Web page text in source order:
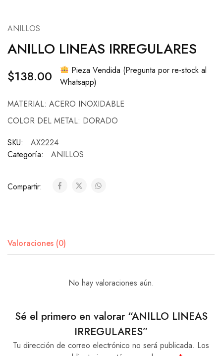
ANILLOS
ANILLO LINEAS IRREGULARES
$138.00
Pieza Vendida (Pregunta por re-stock al
Whatsapp)
MATERIAL: ACERO INOXIDABLE
COLOR DEL METAL: DORADO
SKU:
AX2224
Categoría:
ANILLOS
Compartir:
Valoraciones (0)
No hay valoraciones aún.
Sé el primero en valorar “ANILLO LINEAS
IRREGULARES”
Tu dirección de correo electrónico no será publicada. Los